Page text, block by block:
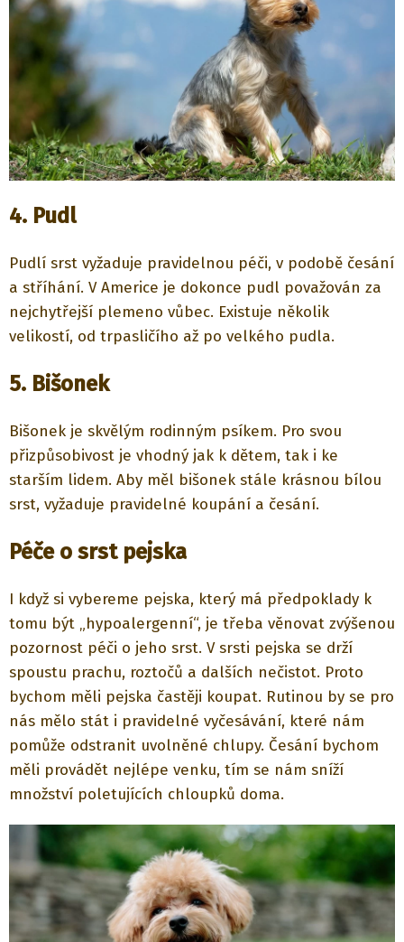
4. Pudl
Pudlí srst vyžaduje pravidelnou péči, v podobě česání
a stříhání. V Americe je dokonce pudl považován za
nejchytřejší plemeno vůbec. Existuje několik
velikostí, od trpasličího až po velkého pudla.
5. Bišonek
Bišonek je skvělým rodinným psíkem. Pro svou
přizpůsobivost je vhodný jak k dětem, tak i ke
starším lidem. Aby měl bišonek stále krásnou bílou
srst, vyžaduje pravidelné koupání a česání.
Péče o srst pejska
I když si vybereme pejska, který má předpoklady k
tomu být „hypoalergenní“, je třeba věnovat zvýšenou
pozornost péči o jeho srst. V srsti pejska se drží
spoustu prachu, roztočů a dalších nečistot. Proto
bychom měli pejska častěji koupat. Rutinou by se pro
nás mělo stát i pravidelné vyčesávání, které nám
pomůže odstranit uvolněné chlupy. Česání bychom
měli provádět nejlépe venku, tím se nám sníží
množství poletujících chloupků doma.